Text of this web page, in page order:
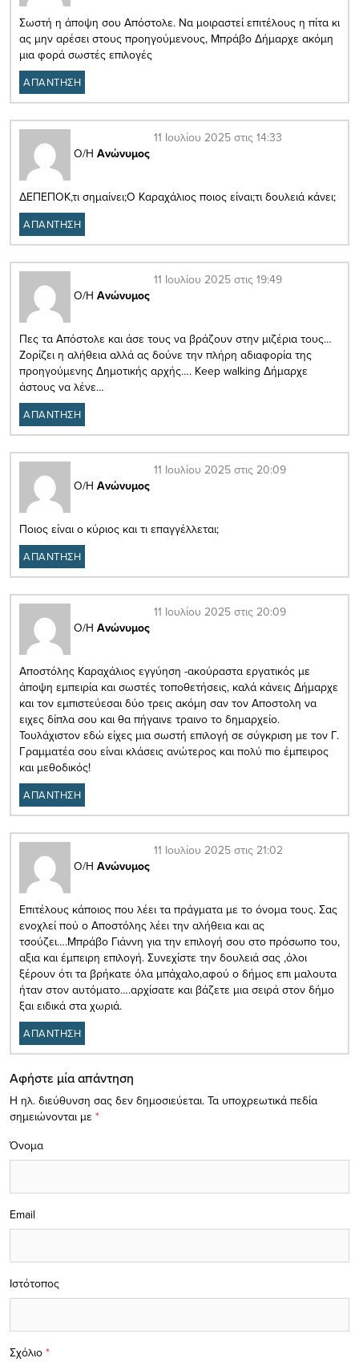
Σωστή η άποψη σου Απόστολε. Να μοιραστεί επιτέλους η πίτα κι
ας μην αρέσει στους προηγούμενους, Μπράβο Δήμαρχε ακόμη
μια φορά σωστές επιλογές
ΑΠΑΝΤΗΣΗ
Ο/Η Ανώνυμος
11 Ιουλίου 2025 στις 14:33
ΔΕΠΕΠΟΚ,τι σημαίνει;Ο Καραχάλιος ποιος είναι;τι δουλειά κάνει;
ΑΠΑΝΤΗΣΗ
Ο/Η Ανώνυμος
11 Ιουλίου 2025 στις 19:49
Πες τα Απόστολε και άσε τους να βράζουν στην μιζέρια τους…
Ζορίζει η αλήθεια αλλά ας δούνε την πλήρη αδιαφορία της
προηγούμενης Δημοτικής αρχής…. Keep walking Δήμαρχε
άστους να λένε…
ΑΠΑΝΤΗΣΗ
Ο/Η Ανώνυμος
11 Ιουλίου 2025 στις 20:09
Ποιος είναι ο κύριος και τι επαγγέλλεται;
ΑΠΑΝΤΗΣΗ
Ο/Η Ανώνυμος
11 Ιουλίου 2025 στις 20:09
Αποστόλης Καραχάλιος εγγύηση -ακούραστα εργατικός με
άποψη εμπειρία και σωστές τοποθετήσεις, καλά κάνεις Δήμαρχε
και τον εμπιστεύεσαι δύο τρεις ακόμη σαν τον Αποστολη να
ειχες δίπλα σου και θα πήγαινε τραινο το δημαρχείο.
Τουλάχιστον εδώ είχες μια σωστή επιλογή σε σύγκριση με τον Γ.
Γραμματέα σου είναι κλάσεις ανώτερος και πολύ πιο έμπειρος
και μεθοδικός!
ΑΠΑΝΤΗΣΗ
Ο/Η Ανώνυμος
11 Ιουλίου 2025 στις 21:02
Επιτέλους κάποιος που λέει τα πράγματα με το όνομα τους. Σας
ενοχλεί πού ο Αποστόλης λέει την αλήθεια και ας
τσούζει….Μπράβο Γιάννη για την επιλογή σου στο πρόσωπο του,
αξια και έμπειρη επιλογή. Συνεχίστε την δουλειά σας ,όλοι
ξέρουν ότι τα βρήκατε όλα μπάχαλο,αφού ο δήμος επι μαλουτα
ήταν στον αυτόματο….αρχίσατε και βάζετε μια σειρά στον δήμο
ξαι ειδικά στα χωριά.
ΑΠΑΝΤΗΣΗ
Αφήστε μία απάντηση
Η ηλ. διεύθυνση σας δεν δημοσιεύεται. Τα υποχρεωτικά πεδία
σημειώνονται με *
Σχόλιο *
Όνομα
Email
Ιστότοπος